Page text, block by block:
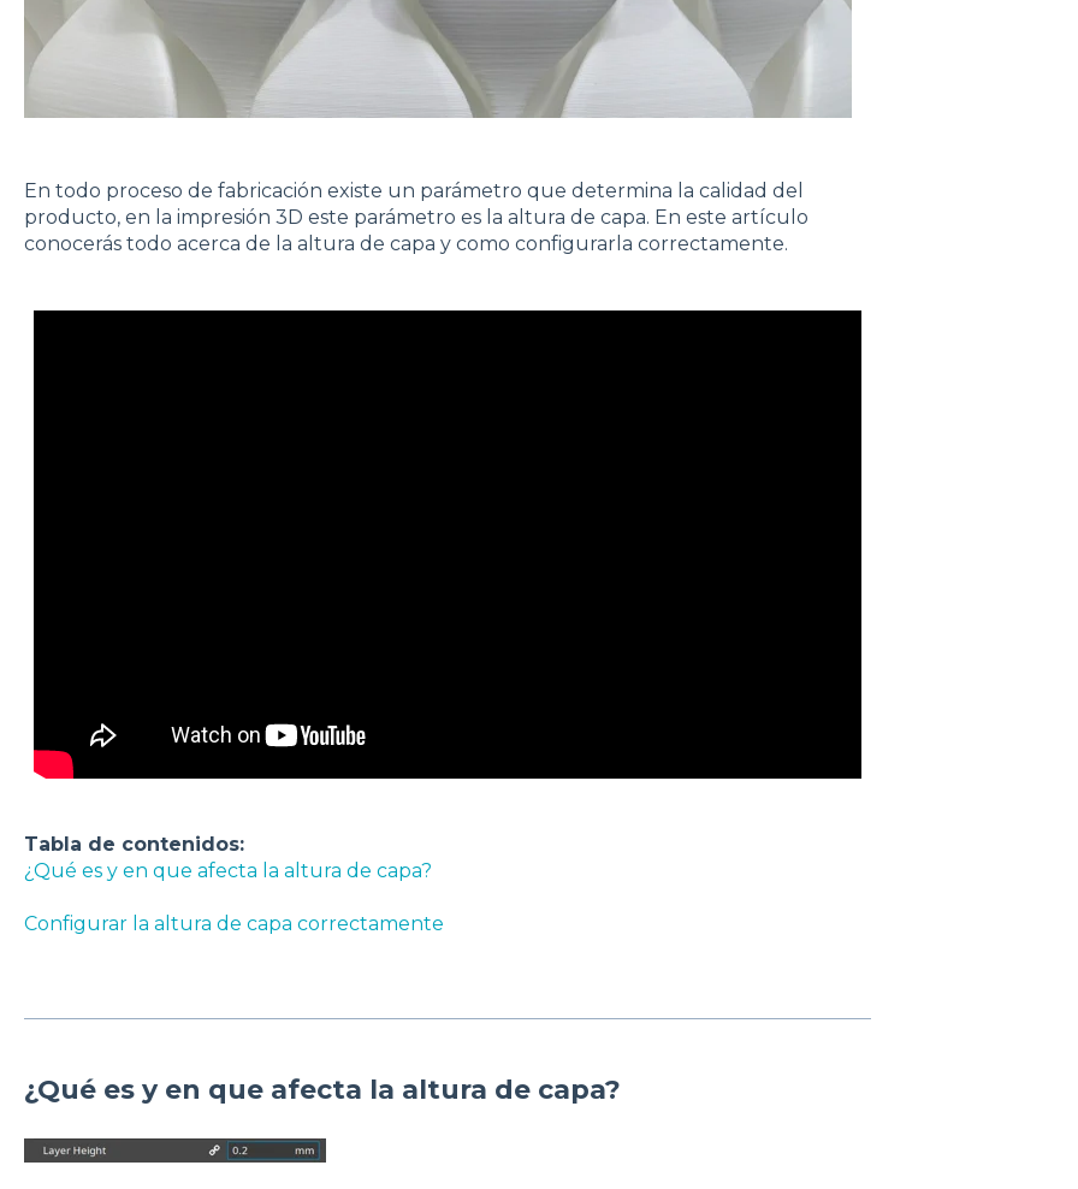
En todo proceso de fabricación existe un parámetro que determina la calidad del
producto, en la impresión 3D este parámetro es la altura de capa. En este artículo
conocerás todo acerca de la altura de capa y como configurarla correctamente.
Tabla de contenidos:
¿Qué es y en que afecta la altura de capa?
Configurar la altura de capa correctamente
¿Qué es y en que afecta la altura de capa?